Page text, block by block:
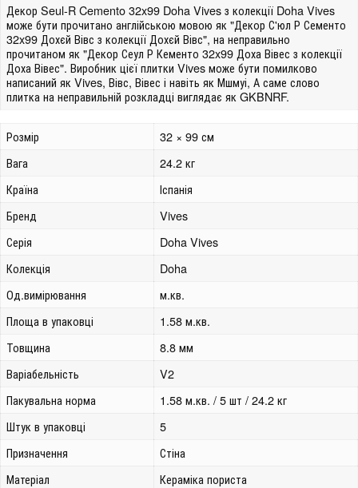
Декор Seul-R Cemento 32x99 Doha Vives з колекції Doha Vives
може бути прочитано англійською мовою як "Декор С'юл Р Сементо
32x99 Дохєй Вівс з колекції Дохєй Вівс", на неправильно
прочитаном як "Декор Сеул Р Кементо 32x99 Доха Вівес з колекції
Доха Вівес". Виробник цієї плитки Vives може бути помилково
написаний як Vives, Вівс, Вівес і навіть як Мшмуі, А саме слово
плитка на неправильній розкладці виглядає як GKBNRF.
Розмір
32 × 99 см
Вага
24.2 кг
Країна
Іспанія
Бренд
Vives
Серія
Doha Vives
Колекція
Doha
Од.вимірювання
м.кв.
Площа в упаковці
1.58 м.кв.
Товщина
8.8 мм
Варіабельність
V2
Пакувальна норма
1.58 м.кв. / 5 шт / 24.2 кг
Штук в упаковці
5
Призначення
Стіна
Матеріал
Кераміка пориста